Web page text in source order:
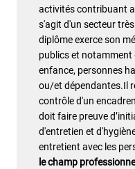
activités contribuant
s'agit d'un secteur
diplôme exerce son
publics et notamment
enfance, personnes
ou/et dépendantes.Il
contrôle d'un
doit faire preuve
d'entretien et
entretient avec les
le champ